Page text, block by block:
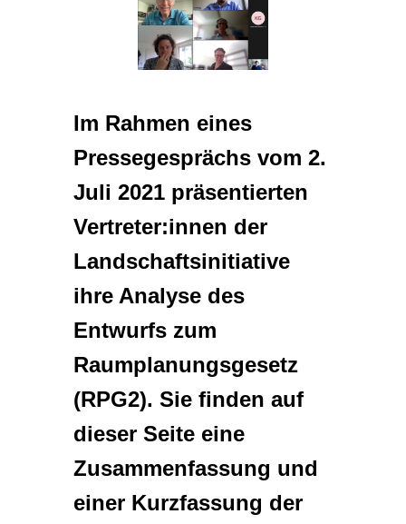
Im Rahmen eines
Pressegesprächs vom 2.
Juli 2021 präsentierten
Vertreter:innen der
Landschaftsinitiative
ihre Analyse des
Entwurfs zum
Raumplanungsgesetz
(RPG2). Sie finden auf
dieser Seite eine
Zusammenfassung und
einer Kurzfassung der